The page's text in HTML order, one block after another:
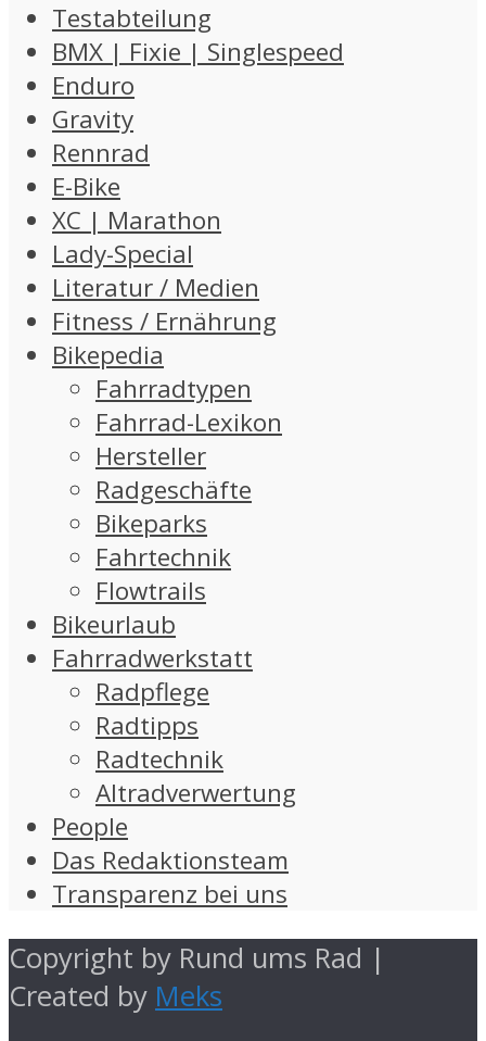
Testabteilung
BMX | Fixie | Singlespeed
Enduro
Gravity
Rennrad
E-Bike
XC | Marathon
Lady-Special
Literatur / Medien
Fitness / Ernährung
Bikepedia
Fahrradtypen
Fahrrad-Lexikon
Hersteller
Radgeschäfte
Bikeparks
Fahrtechnik
Flowtrails
Bikeurlaub
Fahrradwerkstatt
Radpflege
Radtipps
Radtechnik
Altradverwertung
People
Das Redaktionsteam
Transparenz bei uns
Copyright by Rund ums Rad |
Created by Meks